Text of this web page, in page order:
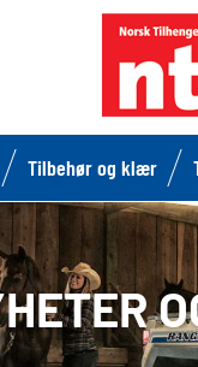
Tilbehør og klær